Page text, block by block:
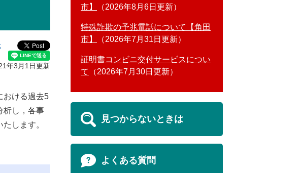
年3月1日更新
おける過去5
析し，各事
します。
市】
2026年8月6日更新
特殊詐欺の予兆電話について【角田
市】
2026年7月31日更新
証明書コンビニ交付サービスについ
て
2026年7月30日更新
見つからないときは
よくある質問